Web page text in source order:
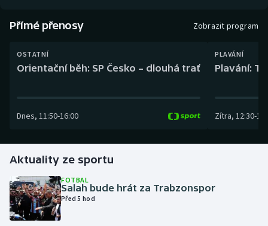
Curling
Dostihy
Gymnastika
Házená
Jezdectví
Přímé přenosy Zobrazit program
OSTATNÍ
Orientační běh: SP Česko – dlouhá trať
Dnes, 11:50-16:00
PLAVÁNÍ
Plavání:
Zítra, 12:30-
Aktuality ze sportu
FOTBAL
Salah bude hrát za Trabzonspor
Před 5 hod